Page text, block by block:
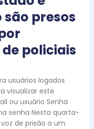
presos
policiais
usuários logados
visualizar este
ou usuário Senha
senha Nesta quarta-
de prisão a um